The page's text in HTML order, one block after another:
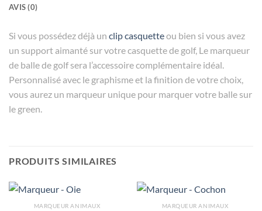
AVIS (0)
Si vous possédez déjà un clip casquetteou bien si vous avez
un support aimanté sur votre casquette de golf, Le marqueur
de balle de golf sera l’accessoire complémentaire idéal.
Personnalisé avec le graphisme et la finition de votre choix,
vous aurez un marqueur unique pour marquer votre balle sur
le green.
PRODUITS SIMILAIRES
MARQUEUR ANIMAUX MARQUEUR ANIMAUX